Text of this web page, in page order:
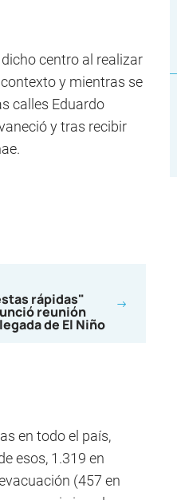
centro al realizar
y mientras se
calles Eduardo
y tras recibir
rápidas"
reunión
de El Niño
en todo el país,
esos, 1.319 en
(457 en